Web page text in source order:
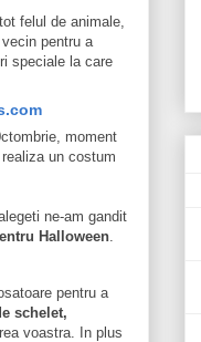
felul de animale,
pentru a
speciale la care
moment
un costum
ne-am gandit
Halloween.
pentru a
schelet,
voastra. In plus